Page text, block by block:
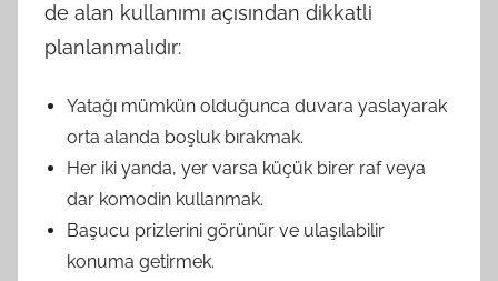
de alan kullanımı açısından dikkatli
planlanmalıdır:
Yatağı mümkün olduğunca duvara yaslayarak
orta alanda boşluk bırakmak.
Her iki yanda, yer varsa küçük birer raf veya
dar komodin kullanmak.
Başucu prizlerini görünür ve ulaşılabilir
konuma getirmek.